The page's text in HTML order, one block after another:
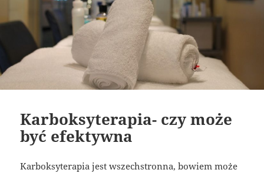
Karboksyterapia- czy może
być efektywna
Karboksyterapia jest wszechstronna, bowiem może